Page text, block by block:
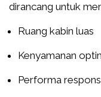
dirancang untuk
Ruang kabin luas
Kenyamanan
Performa